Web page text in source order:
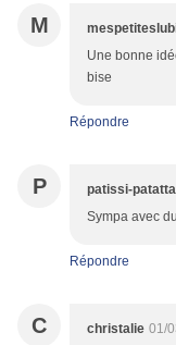
M
Une bonne
bise
Répondre
P patissi-patatta
Sympa avec
Répondre
C christalie 01/